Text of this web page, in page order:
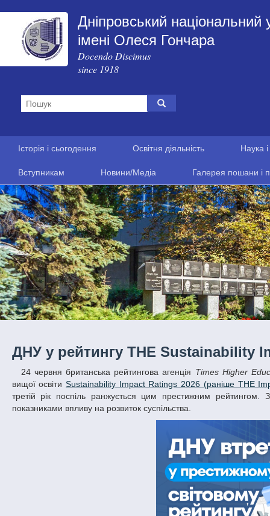
Дніпровський національний
імені Олеся Гончара
Docendo Discimus
since 1918
Історія і сьогодення Освітня діяльність Наука
Вступникам Новини/Медіа Галерея пошани і
ДНУ у рейтингу THE Sustainability
24 червня британська рейтингова агенція Times Higher
вищої освітиSustainability Impact Ratings 2026 (раніше THE
третій рік поспіль ранжується цим престижним рейтингом.
показниками впливу на розвиток суспільства.